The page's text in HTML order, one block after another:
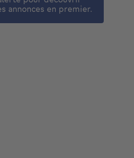
annonces en premier.